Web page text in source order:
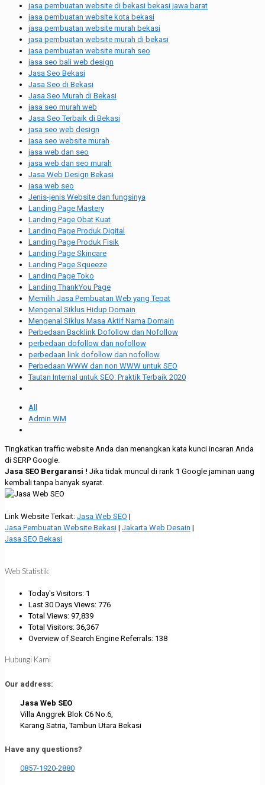
jasa pembuatan website di bekasi bekasi jawa barat
jasa pembuatan website kota bekasi
jasa pembuatan website murah bekasi
jasa pembuatan website murah di bekasi
jasa pembuatan website murah seo
jasa seo bali web design
Jasa Seo Bekasi
Jasa Seo di Bekasi
Jasa Seo Murah di Bekasi
jasa seo murah web
Jasa Seo Terbaik di Bekasi
jasa seo web design
jasa seo website murah
jasa web dan seo
jasa web dan seo murah
Jasa Web Design Bekasi
jasa web seo
Jenis-jenis Website dan fungsinya
Landing Page Mastery
Landing Page Obat Kuat
Landing Page Produk Digital
Landing Page Produk Fisik
Landing Page Skincare
Landing Page Squeeze
Landing Page Toko
Landing ThankYou Page
Memilih Jasa Pembuatan Web yang Tepat
Mengenal Siklus Hidup Domain
Mengenal Siklus Masa Aktif Nama Domain
Perbedaan Backlink Dofollow dan Nofollow
perbedaan dofollow dan nofollow
perbedaan link dofollow dan nofollow
Perbedaan WWW dan non WWW untuk SEO
Tautan Internal untuk SEO: Praktik Terbaik 2020
All
Admin WM
Tingkatkan traffic website Anda dan menangkan kata kunci incaran Anda
di SERP Google.
Jasa SEO Bergaransi ! Jika tidak muncul di rank 1 Google jaminan uang
kembali tanpa banyak syarat.
Link Website Terkait: Jasa Web SEO |
Jasa Pembuatan Website Bekasi | Jakarta Web Desain |
Jasa SEO Bekasi
Web Statistik
Today's Visitors: 1
Last 30 Days Views: 776
Total Views: 97,839
Total Visitors: 36,367
Overview of Search Engine Referrals: 138
Hubungi Kami
Our address:
Jasa Web SEO
Villa Anggrek Blok C6 No.6,
Karang Satria, Tambun Utara Bekasi
Have any questions?
0857-1920-2880